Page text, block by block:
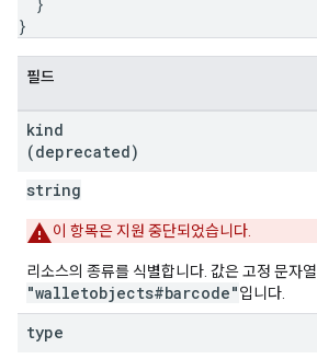
}
필드
kind
(deprecated)
string
이 항목은 지원 중단되었습니다.
리소스의 종류를 식별합니다. 값은 고정 문자열
"walletobjects#barcode"입니다.
type